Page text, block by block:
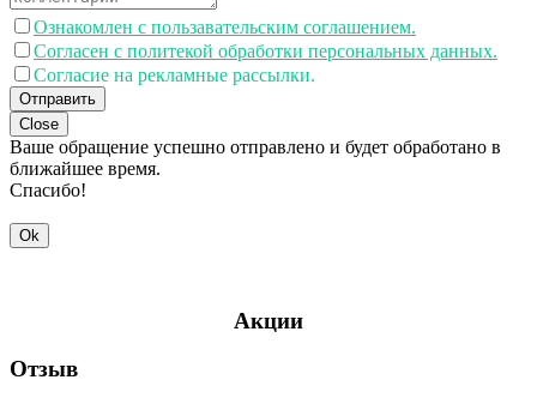
Ознакомлен с пользавательским соглашением.
Согласен с политекой обработки персональных данных.
Согласие на рекламные рассылки.
Отправить
Close
Ваше обращение успешно отправлено и будет обработано в
ближайшее время.
Спасибо!
Ok
Акции
Отзыв